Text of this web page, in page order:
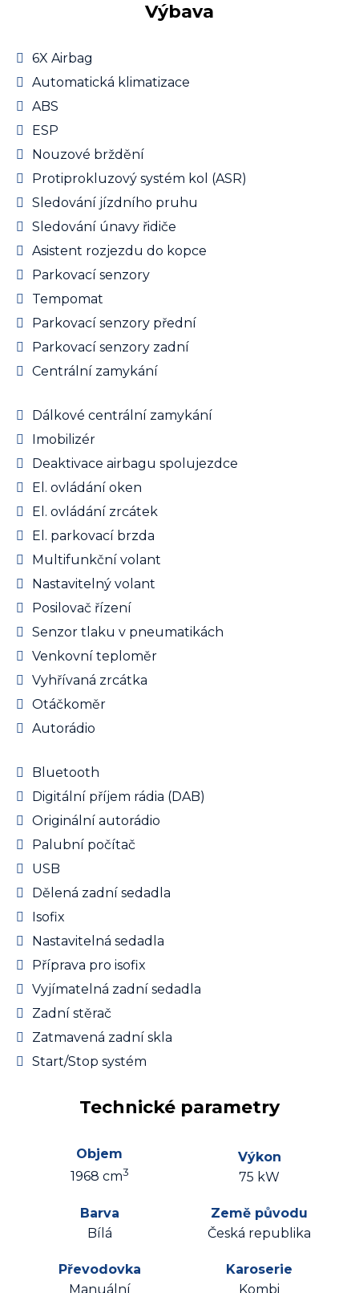
Výbava
6X Airbag
Automatická klimatizace
ABS
ESP
Nouzové brždění
Protiprokluzový systém kol (ASR)
Sledování jízdního pruhu
Sledování únavy řidiče
Asistent rozjezdu do kopce
Parkovací senzory
Tempomat
Parkovací senzory přední
Parkovací senzory zadní
Centrální zamykání
Dálkové centrální zamykání
Imobilizér
Deaktivace airbagu spolujezdce
El. ovládání oken
El. ovládání zrcátek
El. parkovací brzda
Multifunkční volant
Nastavitelný volant
Posilovač řízení
Senzor tlaku v pneumatikách
Venkovní teploměr
Vyhřívaná zrcátka
Otáčkoměr
Autorádio
Bluetooth
Digitální příjem rádia (DAB)
Originální autorádio
Palubní počítač
USB
Dělená zadní sedadla
Isofix
Nastavitelná sedadla
Příprava pro isofix
Vyjímatelná zadní sedadla
Zadní stěrač
Zatmavená zadní skla
Start/Stop systém
Technické parametry
Objem
1968 cm3
Výkon
75 kW
Barva
Bílá
Země původu
Česká republika
Převodovka
Manuální
Karoserie
Kombi